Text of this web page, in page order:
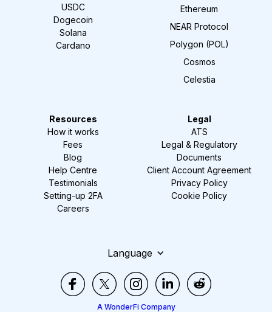
USDC
Dogecoin
Solana
Cardano
Ethereum
NEAR Protocol
Polygon (POL)
Cosmos
Celestia
Resources
How it works
Fees
Blog
Help Centre
Testimonials
Setting-up 2FA
Careers
Legal
ATS
Legal & Regulatory
Documents
Client Account Agreement
Privacy Policy
Cookie Policy
Language
A WonderFi Company